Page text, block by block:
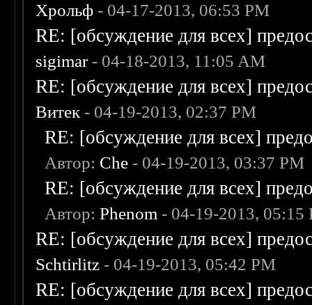
Хрольф - 04-17-2013, 06:53 PM
RE: [обсуждение для всех]
sigimar- 04-18-2013, 11:05 AM
RE: [обсуждение для всех]
Витек - 04-19-2013, 02:37 PM
RE: [обсуждение для всех]
Автор: Che - 04-19-2013, 03:37 PM
RE: [обсуждение для всех]
Автор:Phenom - 04-19-2013, 05:15
RE: [обсуждение для всех]
Schtirlitz - 04-19-2013, 05:42 PM
RE: [обсуждение для всех]